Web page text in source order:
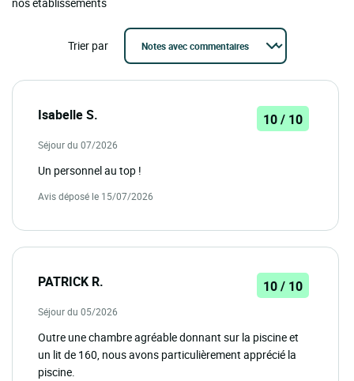
Trier par
Isabelle S. 10 / 10
Séjour du 07/2026
Un personnel au top !
Avis déposé le 15/07/2026
PATRICK R. 10 / 10
Séjour du 05/2026
Outre une chambre agréable donnant sur la piscine et
un lit de 160, nous avons particulièrement apprécié la
piscine.